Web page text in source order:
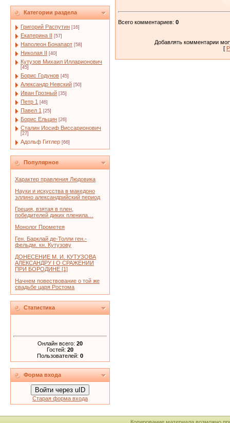
Категории раздела
Григорий Распутин [16]
Екатерина II [57]
Наполеон Бонапарт [58]
Николая II [40]
Кутузов Михаил Илларионович
[45]
Борис Годунов [45]
Александр Невский [50]
Иван Грозный [35]
Петр 1 [46]
Павел 1 [25]
Борис Ельцин [26]
Сталин Иосиф Виссарионович
[27]
Адольф Гитлер [66]
Популярное
Характер правления Людовика
Науки и искусства в македоно
эллино александрийский период
Греция, взятая в плен,
победителей диких пленила…
Монолог Прометея
Ген. Барклай де-Толли ген.-
фельдм. кн. Кутузову
ДОНЕСЕНИЕ М. И. КУТУЗОВА
АЛЕКСАНДРУ I О СРАЖЕНИИ
ПРИ БОРОДИНЕ [1]
Начнем повествование о той же
свадьбе царя Ростома
Статистика
Онлайн всего: 20
Гостей: 20
Пользователей: 0
Форма входа
Войти через uID
Старая форма входа
Всего комментариев: 0
Добавлять комментарии
[